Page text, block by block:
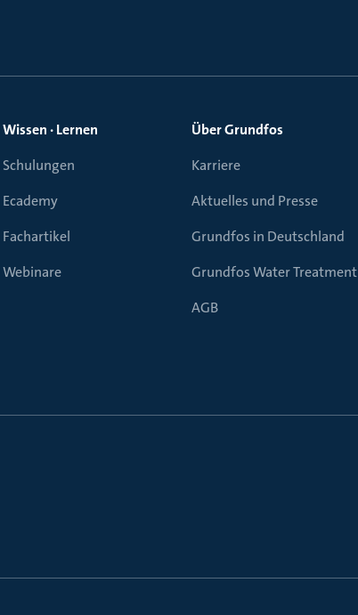
Wissen · Lernen
Schulungen
Ecademy
Fachartikel
Webinare
Über Grundfos
Karriere
Aktuelles und Presse
Grundfos in Deutschland
Grundfos Water Treatment
AGB